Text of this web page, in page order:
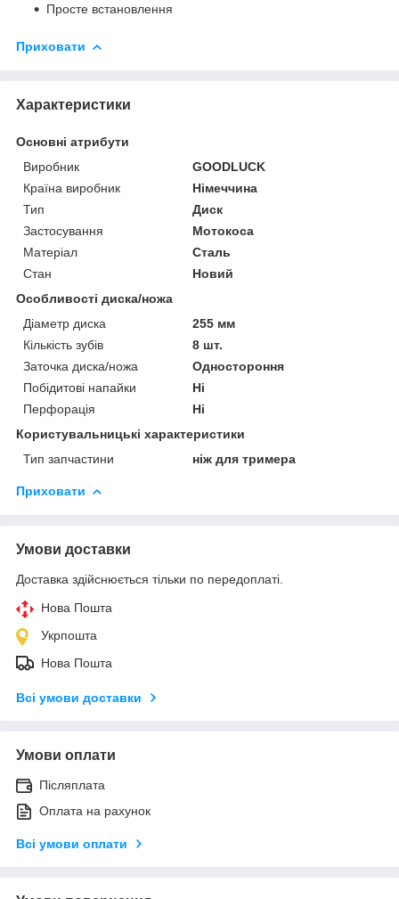
Просте встановлення
Приховати
Характеристики
Основні атрибути
Виробник
GOODLUCK
Країна виробник
Німеччина
Тип
Диск
Застосування
Мотокоса
Матеріал
Сталь
Стан
Новий
Особливості диска/ножа
Діаметр диска
255 мм
Кількість зубів
8 шт.
Заточка диска/ножа
Одностороння
Побідитові напайки
Ні
Перфорація
Ні
Користувальницькі характеристики
Тип запчастини
ніж для тримера
Приховати
Умови доставки
Доставка здійснюється тільки по передоплаті.
Нова Пошта
Укрпошта
Нова Пошта
Всі умови доставки
Умови оплати
Післяплата
Оплата на рахунок
Всі умови оплати